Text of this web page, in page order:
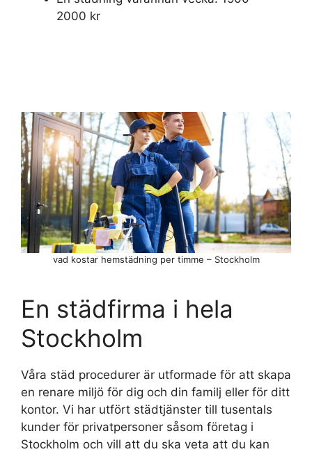
2000 kr
En städfirma i hela
Stockholm
Våra städ procedurer är utformade för att skapa
en renare miljö för dig och din familj eller för ditt
kontor. Vi har utfört städtjänster till tusentals
kunder för privatpersoner såsom företag i
Stockholm och vill att du ska veta att du kan
vad kostar hemstädning per timme – Stockholm